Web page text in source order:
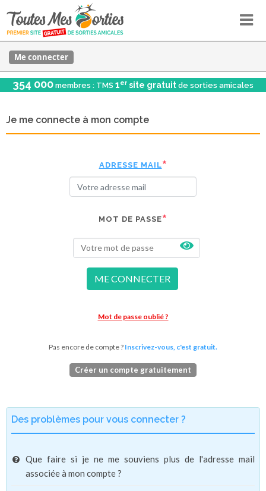
Me connecter
354 000 membres : TMS 1er site gratuit de sorties amicales
Je me connecte à mon compte
ADRESSE MAIL
MOT DE PASSE
ME CONNECTER
Mot de passe oublié ?
Pas encore de compte ? Inscrivez-vous, c'est gratuit.
Créer un compte gratuitement
Des problèmes pour vous connecter ?
Que faire si je ne me souviens plus de l'adresse mail
associée à mon compte ?